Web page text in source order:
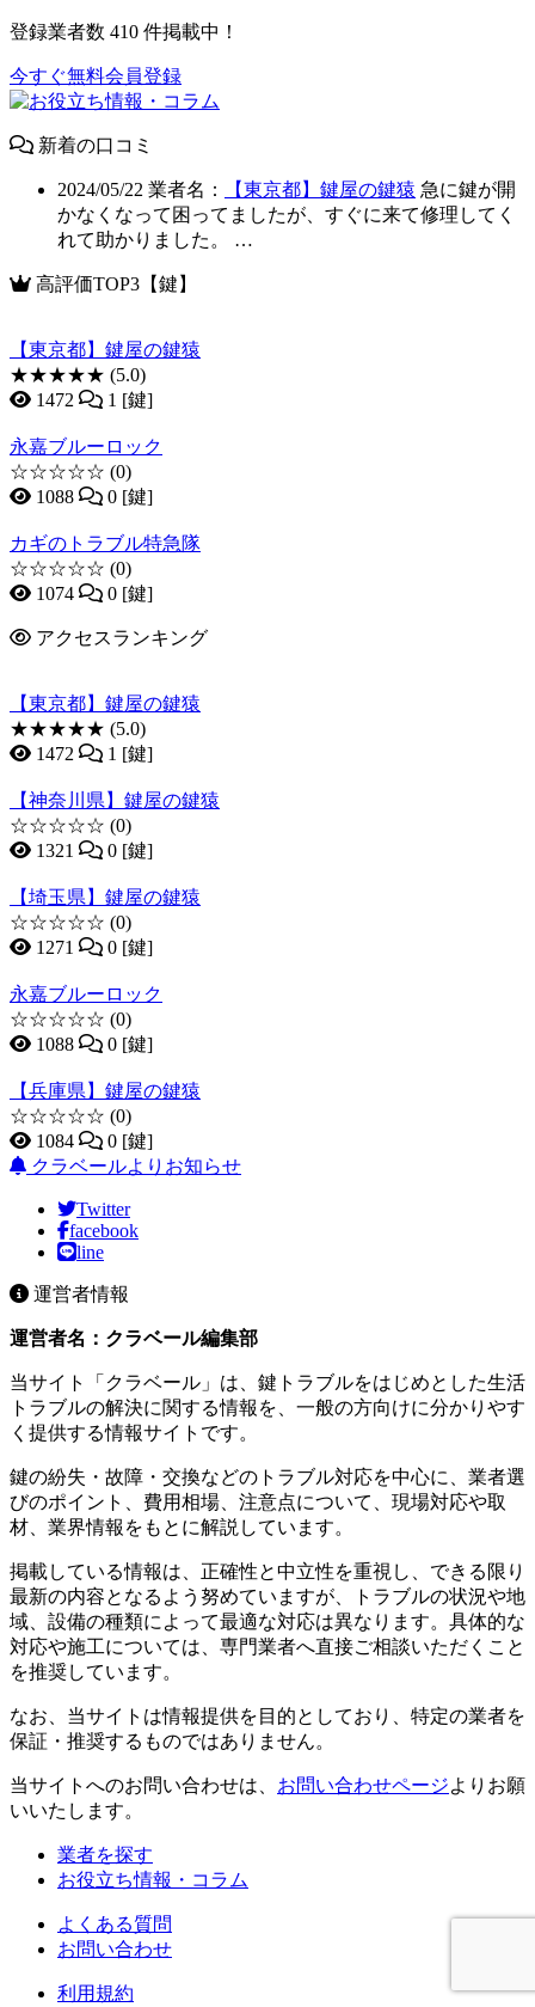
登録業者数 410 件掲載中！
今すぐ無料会員登録
新着の口コミ
2024/05/22 業者名： 【東京都】鍵屋の鍵猿 急に鍵が開
かなくなって困ってましたが、すぐに来て修理してく
れて助かりました。 …
高評価TOP3【鍵】
【東京都】鍵屋の鍵猿
★★★★★ (5.0)
1472
1 [鍵]
永嘉ブルーロック
☆☆☆☆☆ (0)
1088
0 [鍵]
カギのトラブル特急隊
☆☆☆☆☆ (0)
1074
0 [鍵]
アクセスランキング
【東京都】鍵屋の鍵猿
★★★★★ (5.0)
1472
1 [鍵]
【神奈川県】鍵屋の鍵猿
☆☆☆☆☆ (0)
1321
0 [鍵]
【埼玉県】鍵屋の鍵猿
☆☆☆☆☆ (0)
1271
0 [鍵]
永嘉ブルーロック
☆☆☆☆☆ (0)
1088
0 [鍵]
【兵庫県】鍵屋の鍵猿
☆☆☆☆☆ (0)
1084
0 [鍵]
クラベールよりお知らせ
Twitter
facebook
line
運営者情報
運営者名：クラベール編集部
当サイト「クラベール」は、鍵トラブルをはじめとした生活
トラブルの解決に関する情報を、一般の方向けに分かりやす
く提供する情報サイトです。
鍵の紛失・故障・交換などのトラブル対応を中心に、業者選
びのポイント、費用相場、注意点について、現場対応や取
材、業界情報をもとに解説しています。
掲載している情報は、正確性と中立性を重視し、できる限り
最新の内容となるよう努めていますが、トラブルの状況や地
域、設備の種類によって最適な対応は異なります。具体的な
対応や施工については、専門業者へ直接ご相談いただくこと
を推奨しています。
なお、当サイトは情報提供を目的としており、特定の業者を
保証・推奨するものではありません。
当サイトへのお問い合わせは、 お問い合わせページよりお願
いいたします。
業者を探す
お役立ち情報・コラム
よくある質問
お問い合わせ
利用規約